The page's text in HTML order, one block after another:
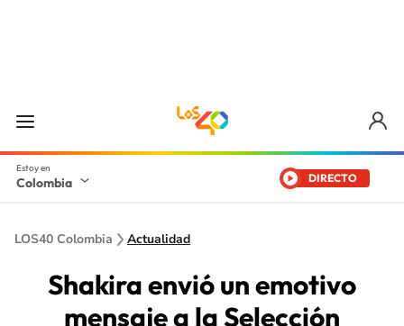
Colombia DIRECTO
LOS40 Colombia Actualidad
Shakira envió un emotivo
mensaje a la Selección